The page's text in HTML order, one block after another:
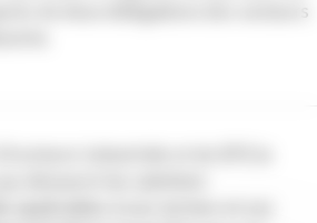
de deux délégations des secteurs
acteurs industriels et du BTP, la
découvrir les solutions
applicables à son secteur et ses